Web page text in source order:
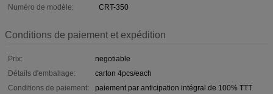
Numéro de modèle:
CRT-350
Conditions de paiement et expédition
Prix:
negotiable
Détails d'emballage:
carton 4pcs/each
Conditions de paiement:
paiement par anticipation intégral de 100% TTT